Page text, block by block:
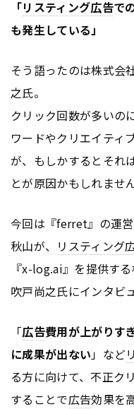
「リスティング広告で
も発生している」
そう語ったのは株式会
之氏。
クリック回数が多いの
ワードやクリエイティ
が、もしかするとそれ
とが原因かもしれません
今回は『ferret』の運
秋山が、 リスティング
『x-log.ai』を提供す
吹戸尚之氏にインタビ
「広告費用が上がりす
に成果が出ない」など
る方に向けて、不正ク
することで広告効果を